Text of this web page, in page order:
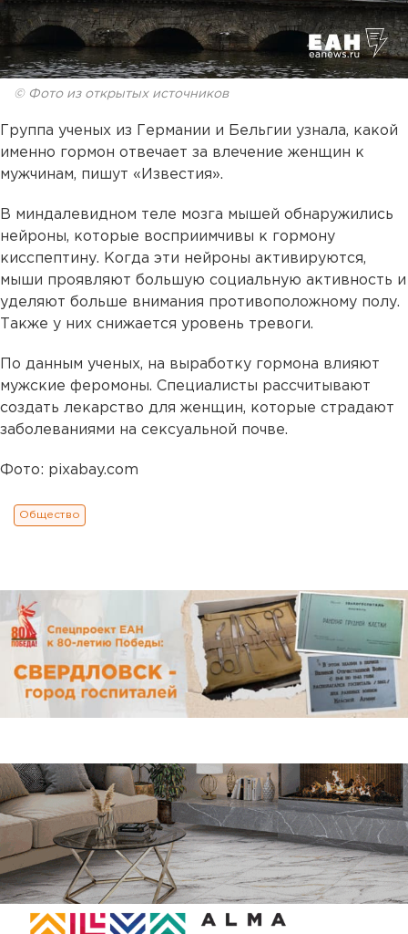
© Фото из открытых источников
Группа ученых из Германии и Бельгии узнала, какой
именно гормон отвечает за влечение женщин к
мужчинам, пишут «Известия».
В миндалевидном теле мозга мышей обнаружились
нейроны, которые восприимчивы к гормону
кисспептину. Когда эти нейроны активируются,
мыши проявляют большую социальную активность и
уделяют больше внимания противоположному полу.
Также у них снижается уровень тревоги.
По данным ученых, на выработку гормона влияют
мужские феромоны. Специалисты рассчитывают
создать лекарство для женщин, которые страдают
заболеваниями на сексуальной почве.
Фото: pixabay.com
Общество